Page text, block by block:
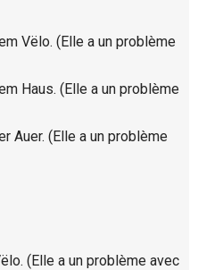
Vëlo. (Elle a un problème
Haus. (Elle a un problème
Auer. (Elle a un problème
(Elle a un problème avec